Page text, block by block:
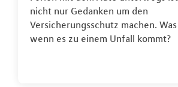
nicht nur Gedanken um den
Versicherungsschutz machen.
wenn es zu einem Unfall kommt?